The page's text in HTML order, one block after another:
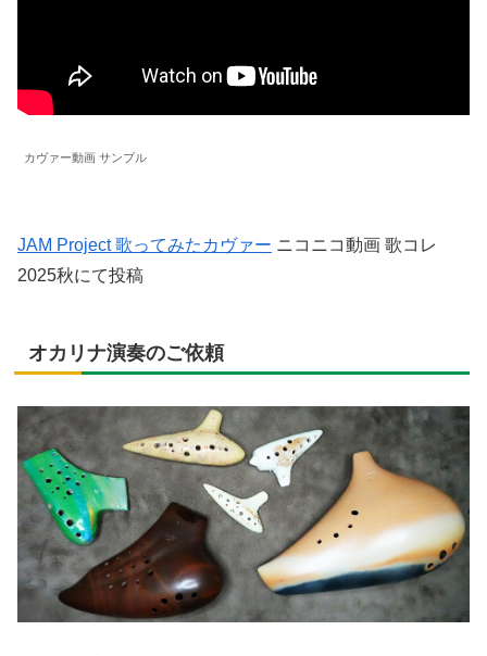
カヴァー動画 サンプル
JAM Project 歌ってみたカヴァー ニコニコ動画 歌コレ
2025秋にて投稿
オカリナ演奏のご依頼